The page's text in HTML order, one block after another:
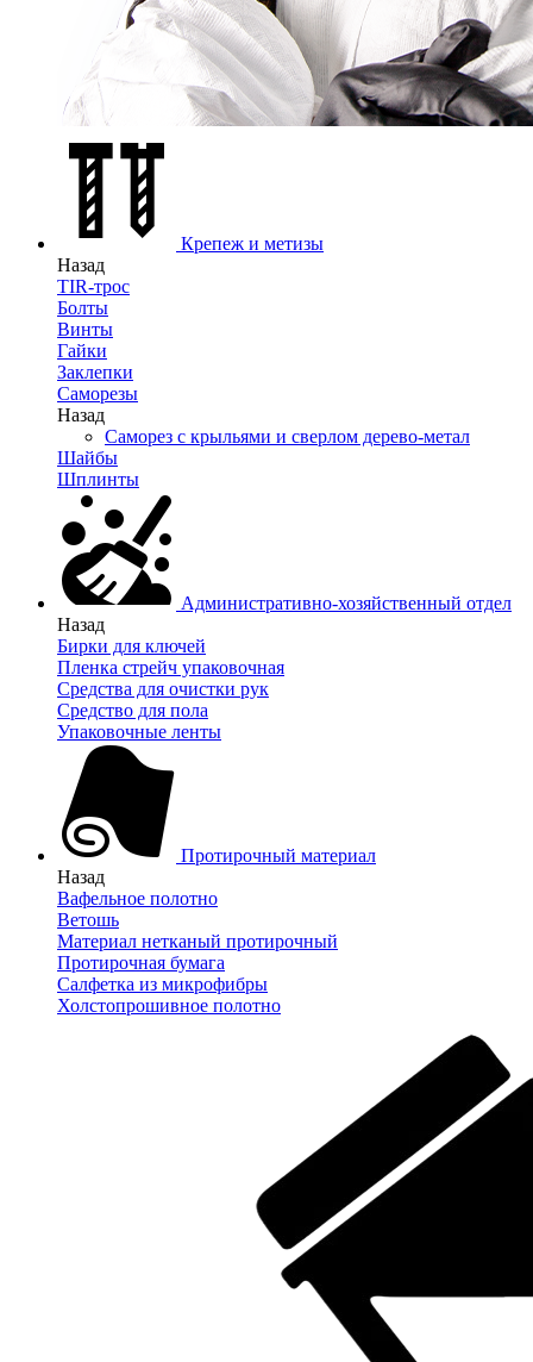
Крепеж и метизы
Назад
TIR-трос
Болты
Винты
Гайки
Заклепки
Саморезы
Назад
Саморез с крыльями и сверлом дерево-метал
Шайбы
Шплинты
Административно-хозяйственный отдел
Назад
Бирки для ключей
Пленка стрейч упаковочная
Средства для очистки рук
Средство для пола
Упаковочные ленты
Протирочный материал
Назад
Вафельное полотно
Ветошь
Материал нетканый протирочный
Протирочная бумага
Салфетка из микрофибры
Холстопрошивное полотно